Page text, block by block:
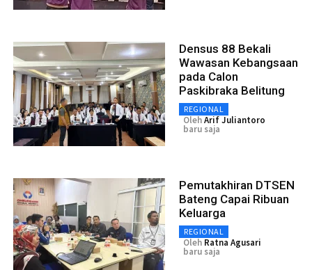
Densus 88 Bekali
Wawasan Kebangsaan
pada Calon
Paskibraka Belitung
REGIONAL
OlehArif Juliantoro
baru saja
Pemutakhiran DTSEN
Bateng Capai Ribuan
Keluarga
REGIONAL
Oleh Ratna Agusari
baru saja